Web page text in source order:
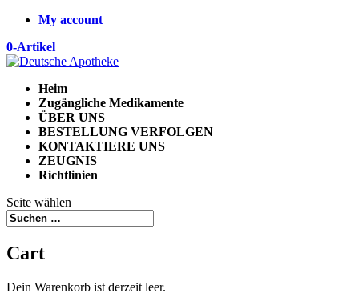
My account
0-Artikel
Heim
Zugängliche Medikamente
ÜBER UNS
BESTELLUNG VERFOLGEN
KONTAKTIERE UNS
ZEUGNIS
Richtlinien
Seite wählen
Cart
Dein Warenkorb ist derzeit leer.